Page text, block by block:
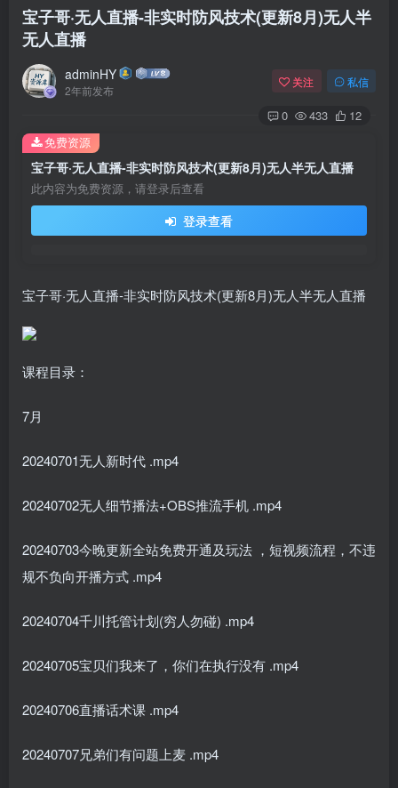
宝子哥·无人直播-非实时防风技术(更新8月)无人半
无人直播
adminHY
2年前发布
关注 私信
0 433 12
宝子哥·无人直播-非实时防风技术(更新8月)无人半无人直播
此内容为免费资源，请登录后查看
登录查看
免费资源
宝子哥·无人直播-非实时防风技术(更新8月)无人半无人直播
课程目录：
7月
20240701无人新时代 .mp4
20240702无人细节播法+OBS推流手机 .mp4
20240703今晚更新全站免费开通及玩法 ，短视频流程，不违
规不负向开播方式 .mp4
20240704千川托管计划(穷人勿碰) .mp4
20240705宝贝们我来了，你们在执行没有 .mp4
20240706直播话术课 .mp4
20240707兄弟们有问题上麦 .mp4